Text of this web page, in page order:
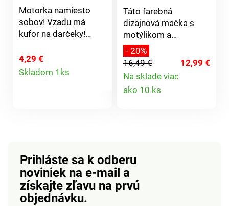
Motorka namiesto
sobov! Vzadu má
kufor na darčeky!
4,29 €
Skladom 1ks
Táto farebná
dizajnová mačka s
motýlikom a
kvetinovým úponkom
poteší nielen
fanúšikov mačiek. Jej
ladný postoj a výrazný
pohľad ju robí
vyhotovenie.
- 20%
16,49 €
12,99 €
Na sklade viac
ako 10 ks
Prihláste sa k odberu
noviniek na e-mail a
získajte zľavu na prvú
objednávku.